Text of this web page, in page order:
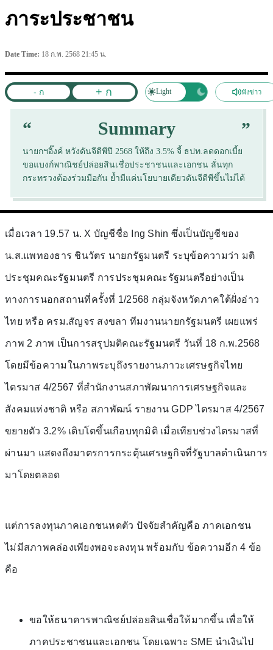
ภาระประชาชน
Date Time: 18 ก.พ. 2568 21:45 น.
- ก + ก Dark
Light ฟังข่าว
“ Summary “
นายกฯอิ๊งค์ หวังดันจีดีพีปี 2568 ให้ถึง 3.5% จี้ ธปท.ลดดอกเบี้ย
ขอแบงก์พาณิชย์ปล่อยสินเชื่อประชาชนและเอกชน ลั่นทุก
กระทรวงต้องร่วมมือกัน ย้ำมีแค่นโยบายเดียวดันจีดีพีขึ้นไม่ได้
เมื่อเวลา 19.57 น. X บัญชีชื่อ Ing Shin ซึ่งเป็นบัญชีของ
น.ส.แพทองธาร ชินวัตร นายกรัฐมนตรี ระบุข้อความว่า มติ
ประชุมคณะรัฐมนตรี การประชุมคณะรัฐมนตรีอย่างเป็น
ทางการนอกสถานที่ครั้งที่ 1/2568 กลุ่มจังหวัดภาคใต้ฝั่งอ่าว
ไทย หรือ ครม.สัญจร สงขลา ทีมงานนายกรัฐมนตรี เผยแพร่
ภาพ 2 ภาพ เป็นการสรุปมติคณะรัฐมนตรี วันที่ 18 ก.พ.2568
โดยมีข้อความในภาพระบุถึงรายงานภาวะเศรษฐกิจไทย
ไตรมาส 4/2567 ที่สำนักงานสภาพัฒนาการเศรษฐกิจและ
สังคมแห่งชาติ หรือ สภาพัฒน์ รายงาน GDP ไตรมาส 4/2567
ขยายตัว 3.2% เติบโตขึ้นเกือบทุกมิติ เมื่อเทียบช่วงไตรมาสที่
ผ่านมา แสดงถึงมาตรการกระตุ้นเศรษฐกิจที่รัฐบาลดำเนินการ
มาโดยตลอด
แต่การลงทุนภาคเอกชนหดตัว ปัจจัยสำคัญคือ ภาคเอกชน
ไม่มีสภาพคล่องเพียงพอจะลงทุน พร้อมกับ ข้อความอีก 4 ข้อ
คือ
ขอให้ธนาคารพาณิชย์ปล่อยสินเชื่อให้มากขึ้น เพื่อให้
ภาคประชาชนและเอกชน โดยเฉพาะ SME นำเงินไป